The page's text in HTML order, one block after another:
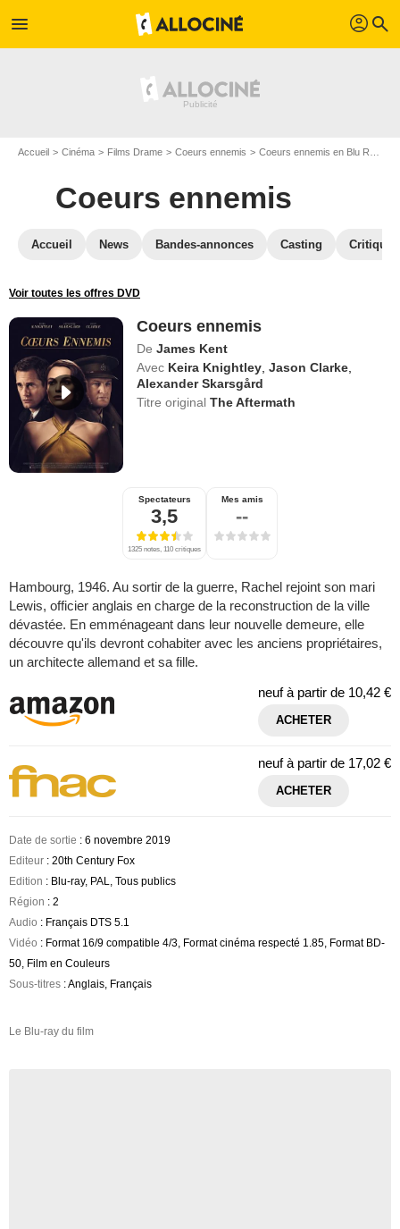
menu profil search
Accueil Cinéma Films Drame Coeurs ennemis Coeurs ennemis en Blu Ray
Coeurs ennemis
Accueil News Bandes-annonces Casting
Voir toutes les offres DVD
Coeurs ennemis
De James Kent
Avec Keira Knightley ,Jason Clarke
Alexander Skarsgård
Titre originalThe Aftermath
Spectateurs
3,5
1325 notes, 110 critiques
Mes amis
--
Hambourg, 1946. Au sortir de la guerre, Rachel rejoint son mari
Lewis, officier anglais en charge de la reconstruction de la ville
dévastée. En emménageant dans leur nouvelle demeure, elle
découvre qu'ils devront cohabiter avec les anciens propriétaires,
un architecte allemand et sa fille.
neuf à partir de 10,42 €
ACHETER
neuf à partir de 17,02 €
ACHETER
Date de sortie : 6 novembre 2019
Editeur : 20th Century Fox
Edition : Blu-ray, PAL, Tous publics
Région : 2
Audio : Français DTS 5.1
Vidéo : Format 16/9 compatible 4/3, Format cinéma respecté 1.85, Format BD-
50, Film en Couleurs
Sous-titres : Anglais, Français
Le Blu-ray du film